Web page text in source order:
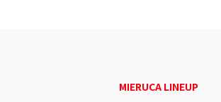
MIERUCA LINEUP